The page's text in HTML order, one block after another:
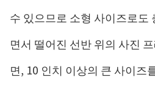
수 있으므로 소형 사이즈로도
면서 떨어진 선반 위의 사진
면, 10 인치 이상의 큰 사이즈